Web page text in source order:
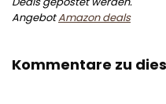
AngebotAmazon deals
Kommentare zu